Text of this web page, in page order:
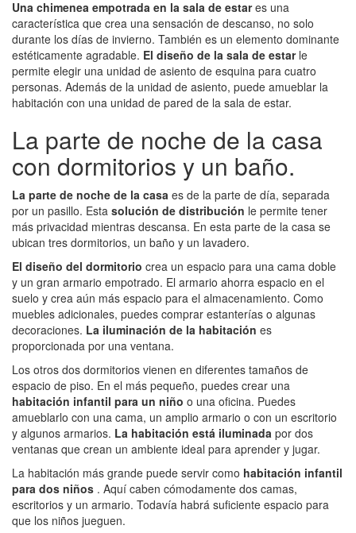
Una chimenea empotrada en la sala de estares una
característica que crea una sensación de descanso, no solo
durante los días de invierno. También es un elemento dominante
estéticamente agradable. El diseño de la sala de estar le
permite elegir una unidad de asiento de esquina para cuatro
personas. Además de la unidad de asiento, puede amueblar la
habitación con una unidad de pared de la sala de estar.
La parte de noche de la casa
con dormitorios y un baño.
La parte de noche de la casa es de la parte de día, separada
por un pasillo. Esta solución de distribución le permite tener
más privacidad mientras descansa. En esta parte de la casa se
ubican tres dormitorios, un baño y un lavadero.
El diseño del dormitorio crea un espacio para una cama doble
y un gran armario empotrado. El armario ahorra espacio en el
suelo y crea aún más espacio para el almacenamiento. Como
muebles adicionales, puedes comprar estanterías o algunas
decoraciones. La iluminación de la habitación es
proporcionada por una ventana.
Los otros dos dormitorios vienen en diferentes tamaños de
espacio de piso. En el más pequeño, puedes crear una
habitación infantil para un niño o una oficina. Puedes
amueblarlo con una cama, un amplio armario o con un escritorio
y algunos armarios. La habitación está iluminada por dos
ventanas que crean un ambiente ideal para aprender y jugar.
La habitación más grande puede servir como habitación infantil
para dos niños . Aquí caben cómodamente dos camas,
escritorios y un armario. Todavía habrá suficiente espacio para
que los niños jueguen.